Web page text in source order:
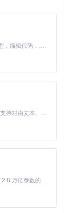
）
线平齐
设备 所有设备
高清视频播
体
Claude Code 的开源替代方案。连接任意大模型，编辑代码，运行命令，自动验证 — 全自动执行。用 Rust 构建，极致性能。 ｜ An open-source alternative to Claude Code. Connect any LLM, edit code, run commands, and verify changes — autonomously. Built in Rust for speed. Get Started
MiniMax H3 是一个通用的全模态生成系统。它支持对由文本、图像、视频和音频组成的多模态上下文进行统一理解，并能生成分辨率高达 2K、时长可达 15 秒的带原生立体声音频的视频。得益于面向任务泛化的系统设计，H3 在预训练阶段就已具备广泛的多模态上下文理解与生成能力，能够出色地执行复杂的多模态指令。
Kimi K3 是Kimi能力最强的模型：这是一个拥有 2.8 万亿参数的混合专家（MoE）模型，具备原生视觉理解能力，并支持 100 万 token 的上下文窗口。